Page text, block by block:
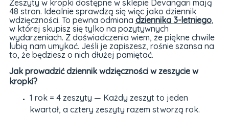
Zeszyty w kropki dostępne w sklepie Devangari mają
48 stron. Idealnie sprawdzą się więc jako dziennik
wdzięczności. To pewna odmiana dziennika 3-letniego,
w której skupisz się tylko na pozytywnych
wydarzeniach. Z doświadczenia wiem, że piękne chwile
lubią nam umykać. Jeśli je zapiszesz, rośnie szansa na
to, że będziesz o nich dłużej pamiętać.
Jak prowadzić dziennik wdzięczności w zeszycie w
kropki?
1 rok = 4 zeszyty — Każdy zeszyt to jeden
kwartał, a cztery zeszyty razem stworzą rok.